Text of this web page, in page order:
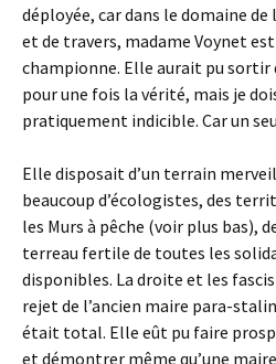
déployée, car dans le domaine de
et de travers, madame Voynet
championne. Elle aurait pu sortir
pour une fois la vérité, mais je
pratiquement indicible. Car un
Elle disposait d’un terrain
beaucoup d’écologistes, des
les Murs à pêche (voir plus bas),
terreau fertile de toutes les
disponibles. La droite et les
rejet de l’ancien maire para-
était total. Elle eût pu faire
et démontrer même qu’une